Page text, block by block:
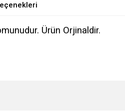
Ürün Orjinaldir.